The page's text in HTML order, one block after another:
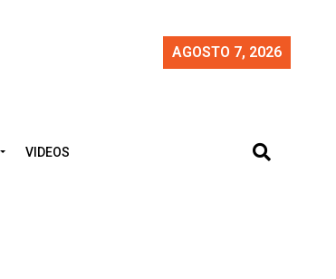
AGOSTO 7, 2026
VIDEOS